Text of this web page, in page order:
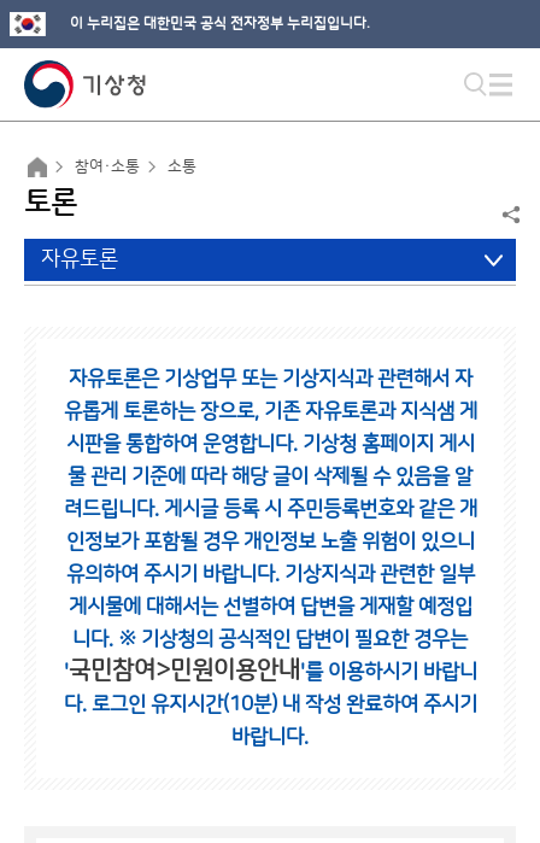
이 누리집은 대한민국 공식 전자정부 누리집입니다.
참여·소통 소통
토론
자유토론
자유토론은 기상업무 또는 기상지식과 관련해서 자
유롭게 토론하는 장으로, 기존 자유토론과 지식샘 게
시판을 통합하여 운영합니다. 기상청 홈페이지 게시
물 관리 기준에 따라 해당 글이 삭제될 수 있음을 알
려드립니다. 게시글 등록 시 주민등록번호와 같은 개
인정보가 포함될 경우 개인정보 노출 위험이 있으니
유의하여 주시기 바랍니다. 기상지식과 관련한 일부
게시물에 대해서는 선별하여 답변을 게재할 예정입
니다. ※ 기상청의 공식적인 답변이 필요한 경우는
'국민참여>민원이용안내 '를 이용하시기 바랍니
다. 로그인 유지시간(10분) 내 작성 완료하여 주시기
바랍니다.